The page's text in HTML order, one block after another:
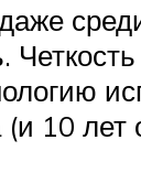
10 лет